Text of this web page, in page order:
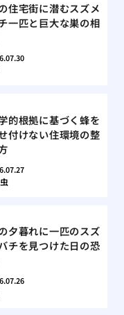
住宅街に潜むスズメ
一匹と巨大な巣の相
的根拠に基づく蜂を
付けない住環境の整
夕暮れに一匹のスズ
チを見つけた日の恐